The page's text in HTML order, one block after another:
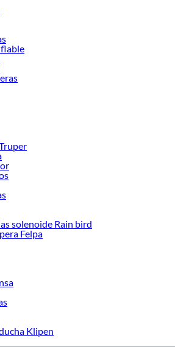
de calidad para tus proyectos y
y descubre todo lo que tenemos para
de productos de Neumáticos en Sodimac.
tus proyectos de renovación y decoración.
solenoide Rain bird
Felpa
Klipen